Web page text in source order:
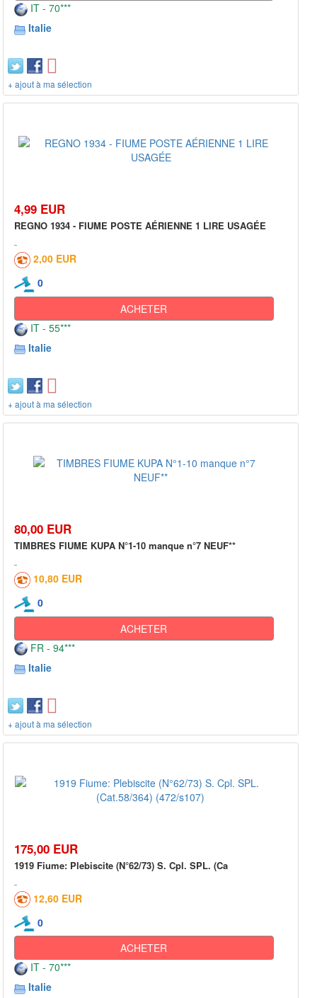
IT - 70***
Italie
+ ajout à ma sélection
4,99 EUR
REGNO 1934 - FIUME POSTE AÉRIENNE 1 LIRE USAGÉE
2,00 EUR
0
ACHETER
IT - 55***
Italie
+ ajout à ma sélection
80,00 EUR
TIMBRES FIUME KUPA N°1-10 manque n°7 NEUF**
10,80 EUR
0
ACHETER
FR - 94***
Italie
+ ajout à ma sélection
175,00 EUR
1919 Fiume: Plebiscite (N°62/73) S. Cpl. SPL. (Ca
12,60 EUR
0
ACHETER
IT - 70***
Italie